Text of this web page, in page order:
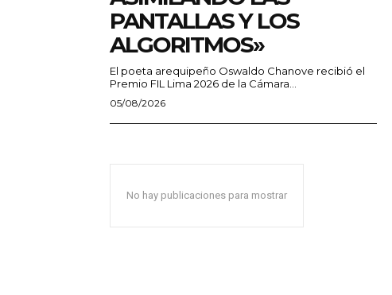
PANTALLAS Y LOS
ALGORITMOS»
El poeta arequipeño Oswaldo Chanove recibió el
Premio FIL Lima 2026 de la Cámara...
05/08/2026
No hay publicaciones para mostrar